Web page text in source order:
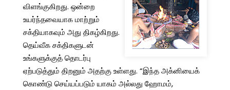
விளங்குகிறது. ஒன்றை
உயர்ந்தவையாக மாற்றும்
சக்தியாகவும் அது திகழ்கிறது.
தெய்வீக சக்திகளுடன்
உங்களுக்குத் தொடர்பு
ஏற்படுத்தும் திறனும் அதற்கு உள்ளது. “இந்த அக்னியைக்
கொண்டு செய்யப்படும் யாகம் அல்லது ஹோமம்,